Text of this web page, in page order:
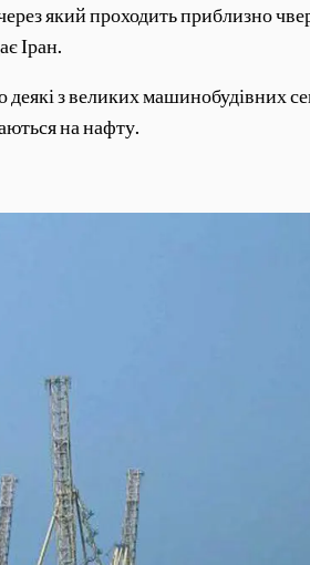
який проходить приблизно
Іран.
деякі з великих машинобудівних
на нафту.